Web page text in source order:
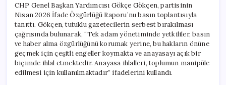
Raporu:
Gökçe
Gökçen’den
Çarpıcı
Açıklamalar
CHP Genel Başkan Yardımcısı Gökçe Gökçen, partisinin
Nisan 2026 İfade Özgürlüğü Raporu’nu basın toplantısıyla
tanıttı. Gökçen, tutuklu gazetecilerin serbest bırakılması
çağrısında bulunarak, “Tek adam yönetiminde yetkililer, basın
ve haber alma özgürlüğünü korumak yerine, bu hakların önüne
geçmek için çeşitli engeller koymakta ve anayasayı açık bir
biçimde ihlal etmektedir. Anayasa ihlalleri, toplumun manipüle
edilmesi için kullanılmaktadır” ifadelerini kullandı.